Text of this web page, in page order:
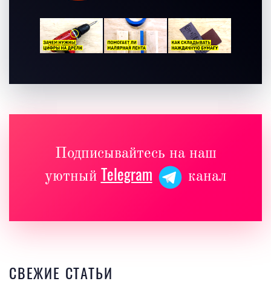
Подписывайтесь на наш
уютный Telegram канал
СВЕЖИЕ СТАТЬИ